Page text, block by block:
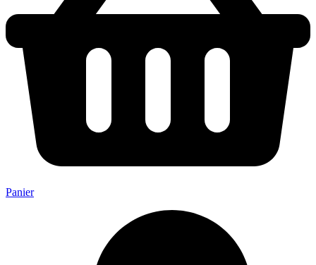
Panier